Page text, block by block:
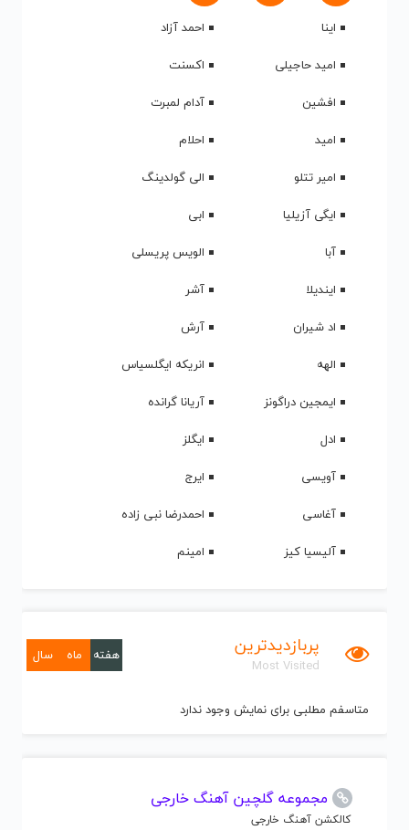
اینا
احمد آزاد
امید حاجیلی
اکسنت
افشین
آدام لمبرت
امید
احلام
امیر تتلو
الی گولدینگ
ایگی آزیلیا
ابی
آبا
الویس پریسلی
ایندیلا
آشر
اد شیران
آرش
الهه
انریکه ایگلسیاس
ایمجین دراگونز
آریانا گرانده
ادل
ایگلز
آویسی
ایرج
آغاسی
احمدرضا نبی زاده
آلیسیا کیز
امینم
پربازدیدترین
Most Visited
هفته ماه سال
متاسفم مطلبی برای نمایش وجود ندارد
مجموعه گلچین آهنگ خارجی
کالکشن آهنگ خارجی